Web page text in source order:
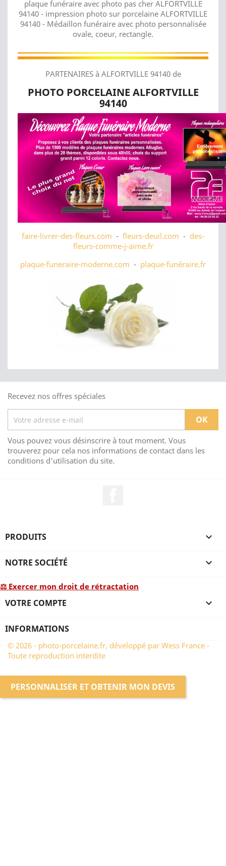
plaque funéraire avec photo pas cher ALFORTVILLE
94140 - impression photo sur porcelaine ALFORTVILLE
94140 - Médaillon funéraire avec photo personnalisée
ovale, coeur, rectangle.
PARTENAIRES à ALFORTVILLE 94140 de
PHOTO PORCELAINE ALFORTVILLE
94140
faire-livrer-des-fleurs.com - fleurs-deuil.com - des-
fleurs-comme-j-aime.fr
plaque-funeraire-moderne.com - plaque-funéraire.fr
Recevez nos offres spéciales
Vous pouvez vous désinscrire à tout moment. Vous
trouverez pour cela nos informations de contact dans les
conditions d'utilisation du site.
PRODUITS 
NOTRE SOCIÉTÉ 
⚖ Exercer mon droit de rétractation
VOTRE COMPTE 
INFORMATIONS
© 2026 - photo-porcelaine.fr, développé par Wess France -
Toute reproduction interdite
PERSONNALISER ET OBTENIR MON DEVIS